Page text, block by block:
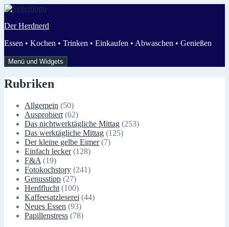
Zum
springen
Der Herdnerd
Essen • Kochen • Trinken • Einkaufen • Abwaschen • Genießen
Menü und Widgets
Rubriken
Allgemein (50)
Ausprobiert (62)
Das nichtwerktägliche Mittag (253)
Das werktägliche Mittag (125)
Der kleine gelbe Eimer(7)
Einfach lecker(128)
F&A (19)
Fotokochstory (241)
Genusstipp (27)
Herdflucht (100)
Kaffeesatzleserei (44)
Neues Essen (93)
Papillenstress (78)